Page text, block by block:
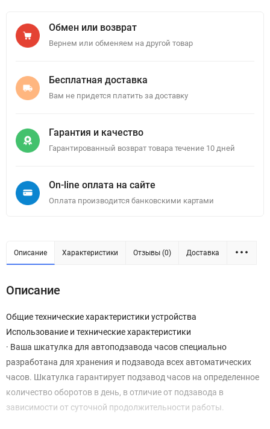
Обмен или возврат
Вернем или обменяем на другой товар
Бесплатная доставка
Вам не придется платить за доставку
Гарантия и качество
Гарантированный возврат товара течение 10 дней
On-line оплата на сайте
Оплата производится банковскими картами
Описание Характеристики Отзывы (0) Доставка
Описание
Общие технические характеристики устройства
Использование и технические характеристики
· Ваша шкатулка для автоподзавода часов специально
разработана для хранения и подзавода всех автоматических
часов. Шкатулка гарантирует подзавод часов на определенное
количество оборотов в день, в отличие от подзавода в
зависимости от суточной продолжительности работы.